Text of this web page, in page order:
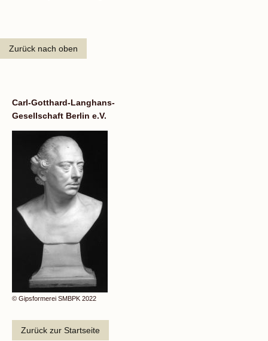
Zurück nach oben
Carl-Gotthard-Langhans-
Gesellschaft Berlin e.V.
© Gipsformerei SMBPK 2022
Zurück zur Startseite